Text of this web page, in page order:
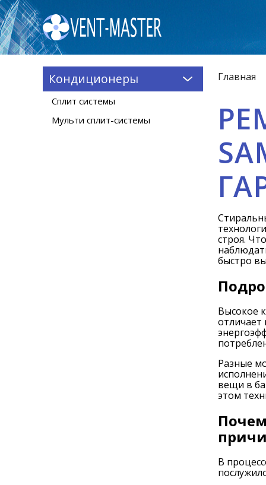
Главная
строя.
быстро
Высокое
Разные
вещи в
этом
В
Кондиционеры
Сплит системы
Мульти сплит-системы